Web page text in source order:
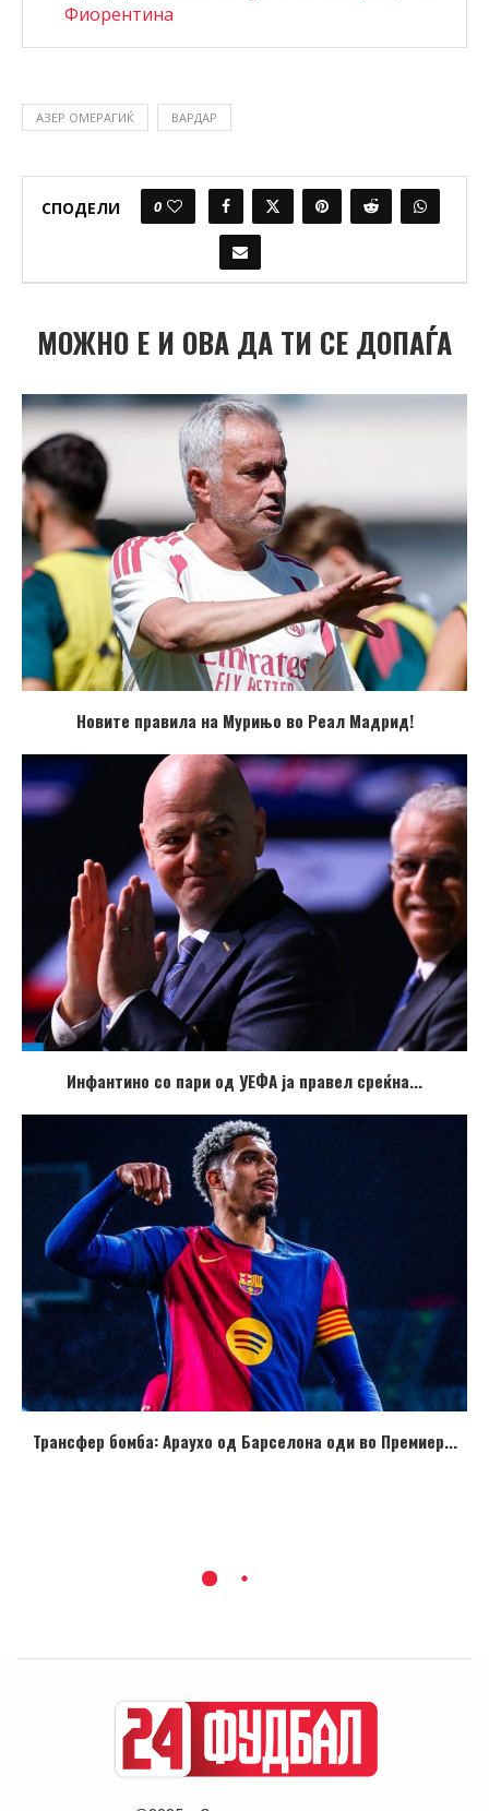
Фиорентина
АЗЕР ОМЕРАГИЌ ВАРДАР
СПОДЕЛИ 0
МОЖНО Е И ОВА ДА ТИ СЕ ДОПАЃА
Новите правила на Мурињо во Реал Мадрид!
Инфантино со пари од УЕФА ја правел среќна...
Трансфер бомба: Араухо од Барселона оди во Премиер...